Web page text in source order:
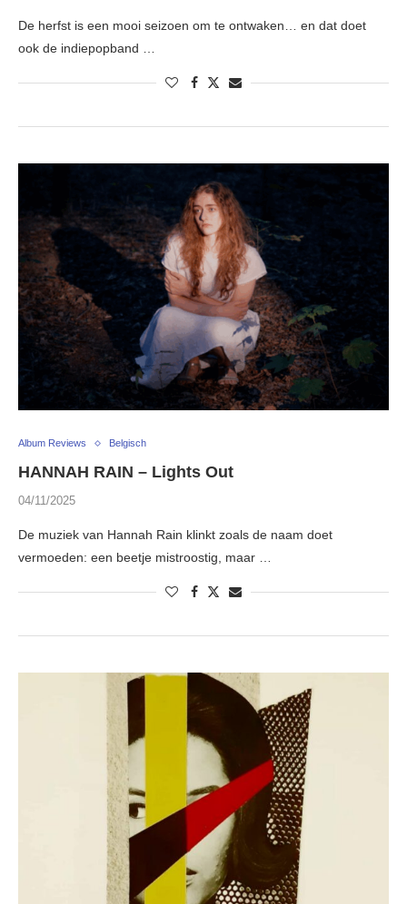
De herfst is een mooi seizoen om te ontwaken… en dat doet
ook de indiepopband …
Album Reviews Belgisch
HANNAH RAIN – Lights Out
04/11/2025
De muziek van Hannah Rain klinkt zoals de naam doet
vermoeden: een beetje mistroostig, maar …